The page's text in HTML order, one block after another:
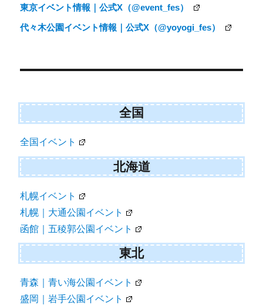
東京イベント情報｜公式X（@event_fes）
代々木公園イベント情報｜公式X（@yoyogi_fes）
全国
全国イベント
北海道
札幌イベント
札幌｜大通公園イベント
函館｜五稜郭公園イベント
東北
青森｜青い海公園イベント
盛岡｜岩手公園イベント